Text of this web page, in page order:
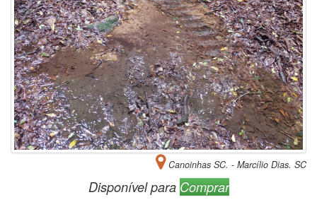
Canoinhas SC. - Marcílio Dias. SC
Disponível para Comprar